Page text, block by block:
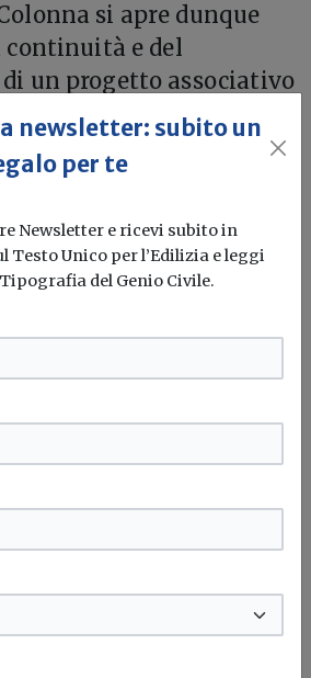
si apre dunque
continuità e del
un progetto associativo
innovazione
e
contribuendo in
patrimonio edilizio
newsletter: subito un
per te
Newsletter e ricevi subito in
Testo Unico per l’Edilizia e leggi
del Genio Civile.